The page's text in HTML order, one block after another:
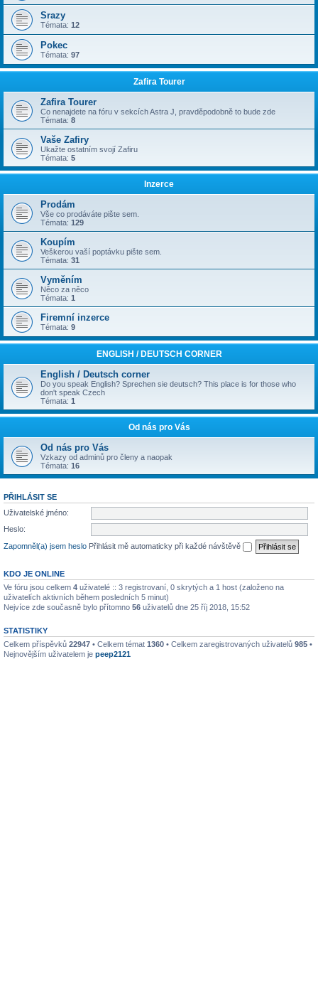
Srazy
Témata: 12
Pokec
Témata: 97
Zafira Tourer
Zafira Tourer
Co nenajdete na fóru v sekcích Astra J, pravděpodobně to bude zde
Témata: 8
Vaše Zafiry
Ukažte ostatním svojí Zafiru
Témata: 5
Inzerce
Prodám
Vše co prodáváte pište sem.
Témata: 129
Koupím
Veškerou vaší poptávku pište sem.
Témata: 31
Vyměním
Něco za něco
Témata: 1
Firemní inzerce
Témata: 9
ENGLISH / DEUTSCH CORNER
English / Deutsch corner
Do you speak English? Sprechen sie deutsch? This place is for those who
don't speak Czech
Témata: 1
Od nás pro Vás
Od nás pro Vás
Vzkazy od adminů pro členy a naopak
Témata: 16
PŘIHLÁSIT SE
Uživatelské jméno:
Heslo:
Zapomněl(a) jsem heslo Přihlásit mě automaticky při každé návštěvě
KDO JE ONLINE
Ve fóru jsou celkem 4 uživatelé :: 3 registrovaní, 0 skrytých a 1 host (založeno na
uživatelích aktivních během posledních 5 minut)
Nejvíce zde současně bylo přítomno 56 uživatelů dne 25 říj 2018, 15:52
STATISTIKY
Celkem příspěvků 22947 • Celkem témat 1360 • Celkem zaregistrovaných uživatelů 985 •
Nejnovějším uživatelem je peep2121